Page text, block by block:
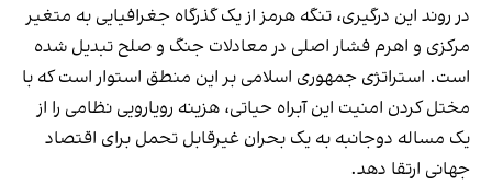
در روند این درگیری، تنگه هرمز از یک گذرگاه جغرافیایی به متغیر
مرکزی و اهرم فشار اصلی در معادلات جنگ و صلح تبدیل شده
است. استراتژی جمهوری اسلامی بر این منطق استوار است که با
مختل کردن امنیت این آبراه حیاتی، هزینه رویارویی نظامی را از
یک مساله دوجانبه به یک بحران غیرقابل تحمل برای اقتصاد
جهانی ارتقا دهد.